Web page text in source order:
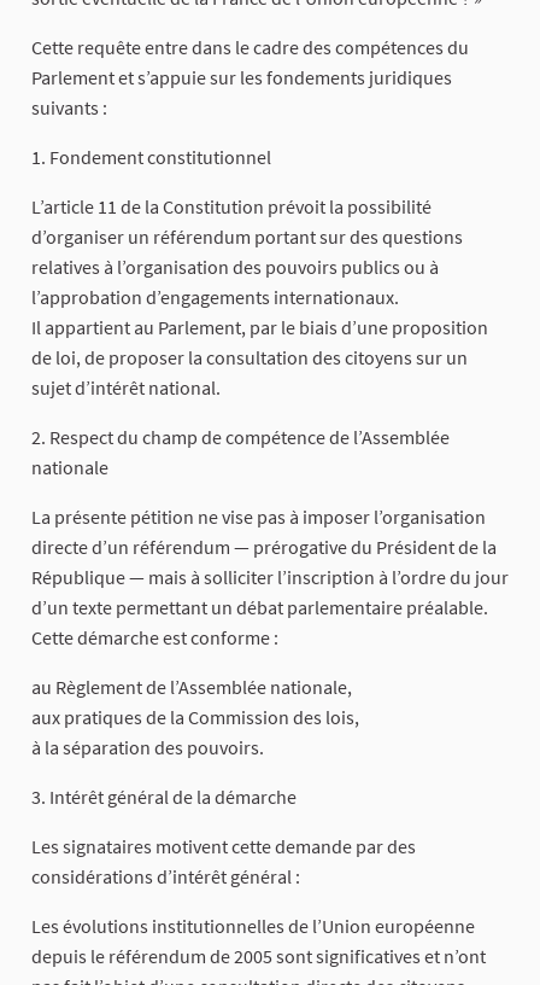
Cette requête entre dans le cadre des compétences du
Parlement et s’appuie sur les fondements juridiques
suivants :
1. Fondement constitutionnel
L’article 11 de la Constitution prévoit la possibilité
d’organiser un référendum portant sur des questions
relatives à l’organisation des pouvoirs publics ou à
l’approbation d’engagements internationaux.
Il appartient au Parlement, par le biais d’une proposition
de loi, de proposer la consultation des citoyens sur un
sujet d’intérêt national.
2. Respect du champ de compétence de l’Assemblée
nationale
La présente pétition ne vise pas à imposer l’organisation
directe d’un référendum — prérogative du Président de la
République — mais à solliciter l’inscription à l’ordre du jour
d’un texte permettant un débat parlementaire préalable.
Cette démarche est conforme :
au Règlement de l’Assemblée nationale,
aux pratiques de la Commission des lois,
à la séparation des pouvoirs.
3. Intérêt général de la démarche
Les signataires motivent cette demande par des
considérations d’intérêt général :
Les évolutions institutionnelles de l’Union européenne
depuis le référendum de 2005 sont significatives et n’ont